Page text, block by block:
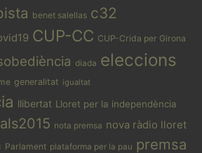
benet salellas c32
CUP-CC CUP-Crida per Girona
diada eleccions
generalitat igualtat
llibertat Lloret per la independència
nota premsa nova ràdio lloret
Parlament plataforma per la pau premsa